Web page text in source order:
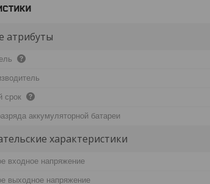
атрибуты
срок
аккумуляторной батареи
характеристики
входное напряжение
выходное напряжение